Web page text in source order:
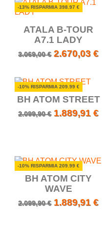
ATALA B-TOUR
A7.1 LADY
3.069,00 € 2.670,03 €
-13% RISPARMIA 398.97 €
BH ATOM STREET
2.099,90 € 1.889,91 €
-10% RISPARMIA 209.99 €
BH ATOM CITY
WAVE
2.099,90 € 1.889,91 €
-10% RISPARMIA 209.99 €